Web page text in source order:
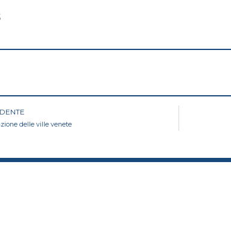
delle ville venete